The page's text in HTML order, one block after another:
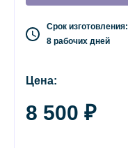
Срок изготовления:
8 рабочих дней
Цена:
8 500 ₽